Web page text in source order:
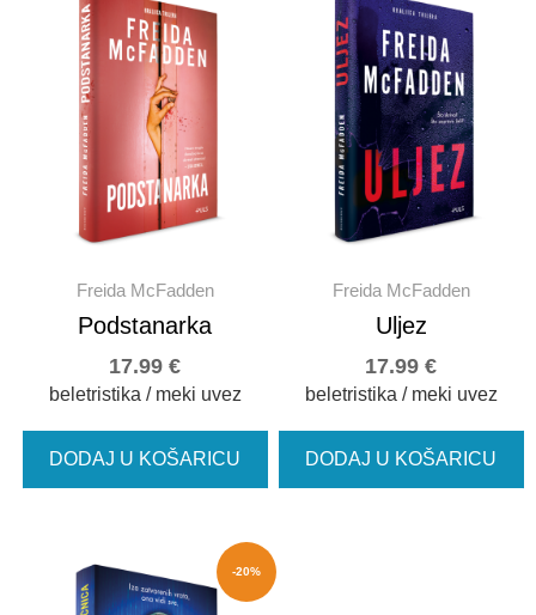
Freida McFadden
Podstanarka
17.99€
beletristika / meki uvez
DODAJ U KOŠARICU
Freida McFadden
Uljez
17.99€
beletristika / meki uvez
DODAJ U KOŠARICU
-20%